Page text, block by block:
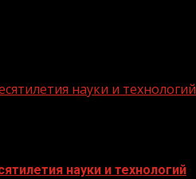
науки и технологий
науки и технологий